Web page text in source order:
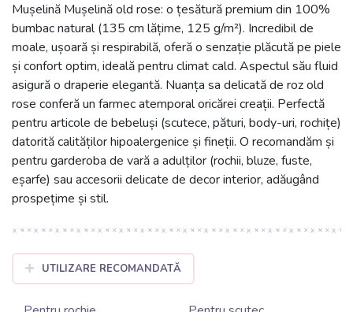
Mușelină Mușelină old rose: o țesătură premium din 100%
bumbac natural (135 cm lățime, 125 g/m²). Incredibil de
moale, ușoară și respirabilă, oferă o senzație plăcută pe piele
și confort optim, ideală pentru climat cald. Aspectul său fluid
asigură o draperie elegantă. Nuanța sa delicată de roz old
rose conferă un farmec atemporal oricărei creații. Perfectă
pentru articole de bebeluși (scutece, pături, body-uri, rochițe)
datorită calităților hipoalergenice și fineții. O recomandăm și
pentru garderoba de vară a adulților (rochii, bluze, fuste,
eșarfe) sau accesorii delicate de decor interior, adăugând
prospețime și stil.
UTILIZARE RECOMANDATĂ